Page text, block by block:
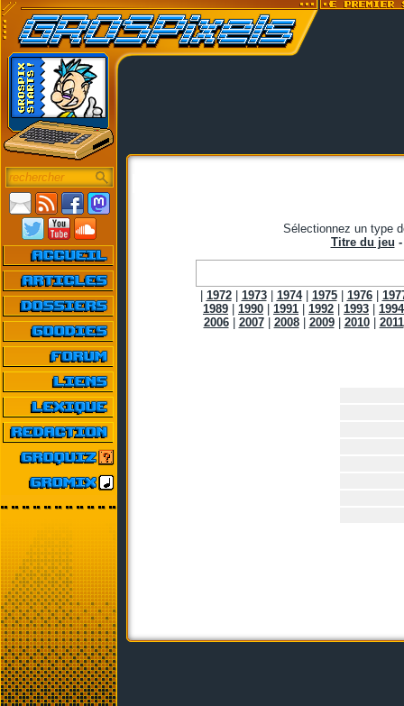
Sélectionnez un type
Titre du jeu
1972| 1973| 1974| 1975| 1976|
1989
1990 1991 1992 1993
1994
2006| 2007| 2008| 2009| 2010| 2011